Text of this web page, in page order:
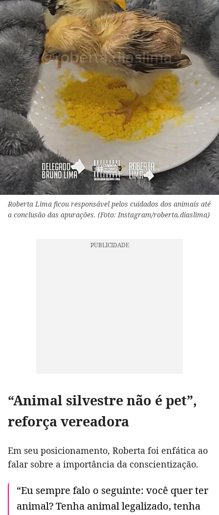
Roberta Lima ficou responsável pelos cuidados dos animais até
a conclusão das apurações. (Foto: Instagram/roberta.diaslima)
“Animal silvestre não é pet”,
reforça vereadora
Em seu posicionamento, Roberta foi enfática ao
falar sobre a importância da conscientização.
“Eu sempre falo o seguinte: você quer ter
animal? Tenha animal legalizado, tenha